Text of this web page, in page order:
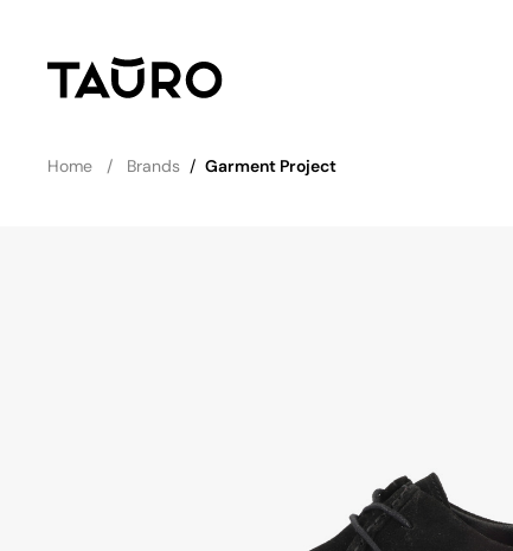
Home Brands / Garment Project